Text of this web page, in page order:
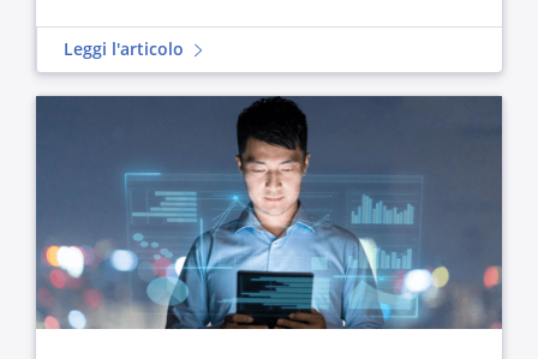
Leggi l'articolo
Moving fast without losing control: What governing agentic